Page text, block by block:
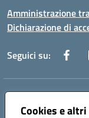
Cookies e
Amministrazione
Dichiarazione di
Seguici su:
Indirizzo:
Centralino: